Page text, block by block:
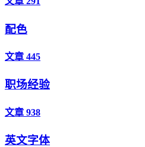
配色
文章 445
职场经验
文章 938
英文字体